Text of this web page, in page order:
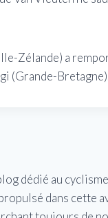
Zélande) a
(Grande-
dédié au
dans cette